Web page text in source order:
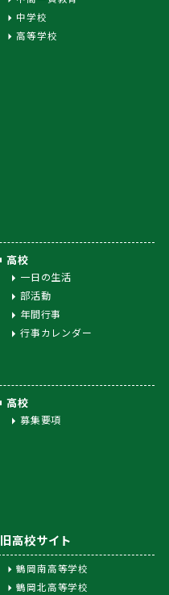
中学校
高等学校
高校
一日の生活
部活動
年間行事
行事カレンダー
高校
募集要項
旧高校サイト
鶴岡南高等学校
鶴岡北高等学校